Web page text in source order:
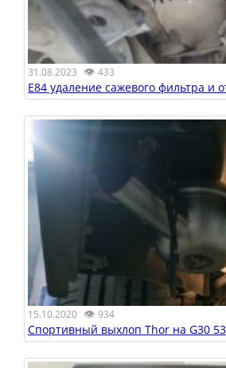
31.08.2023 👁 433
E84 удаление сажевого фильтра и
15.10.2020 👁 934
Спортивный выхлоп Thor на G30